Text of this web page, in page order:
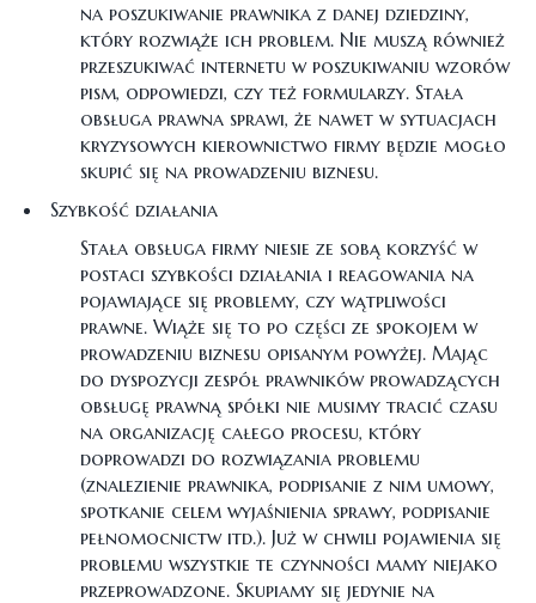
na poszukiwanie prawnika z danej dziedziny,
który rozwiąże ich problem. Nie muszą również
przeszukiwać internetu w poszukiwaniu wzorów
pism, odpowiedzi, czy też formularzy. Stała
obsługa prawna sprawi, że nawet w sytuacjach
kryzysowych kierownictwo firmy będzie mogło
skupić się na prowadzeniu biznesu.
Szybkość działania
Stała obsługa firmy niesie ze sobą korzyść w
postaci szybkości działania i reagowania na
pojawiające się problemy, czy wątpliwości
prawne. Wiąże się to po części ze spokojem w
prowadzeniu biznesu opisanym powyżej. Mając
do dyspozycji zespół prawników prowadzących
obsługę prawną spółki nie musimy tracić czasu
na organizację całego procesu, który
doprowadzi do rozwiązania problemu
(znalezienie prawnika, podpisanie z nim umowy,
spotkanie celem wyjaśnienia sprawy, podpisanie
pełnomocnictw itd.). Już w chwili pojawienia się
problemu wszystkie te czynności mamy niejako
przeprowadzone. Skupiamy się jedynie na